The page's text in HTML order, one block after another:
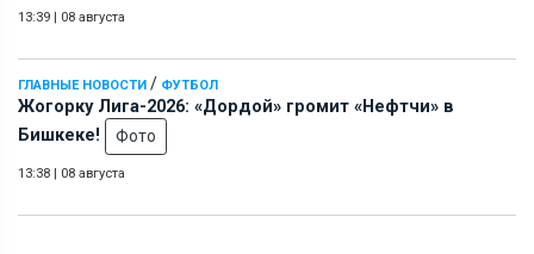
13:39 08 августа
ГЛАВНЫЕ НОВОСТИ / ФУТБОЛ
Жогорку Лига-2026: «Дордой» громит «Нефтчи» в
Бишкеке!
Фото
13:38 08 августа